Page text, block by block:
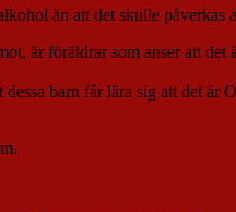
än att det skulle
är föräldrar som anser att
barn får lära sig att det